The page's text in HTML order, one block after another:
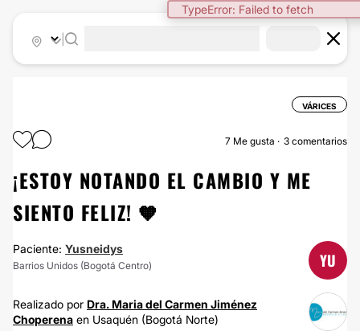
TypeError: Failed to fetch
VÁRICES
7 Me gusta 3 comentarios
¡ESTOY NOTANDO EL CAMBIO Y ME
SIENTO FELIZ! 🧡
Paciente: Yusneidys
Barrios Unidos (Bogotá Centro) YU
Realizado por Dra. Maria del Carmen Jiménez
Choperena en Usaquén (Bogotá Norte)